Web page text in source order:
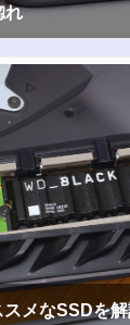
れ
メなSSDを